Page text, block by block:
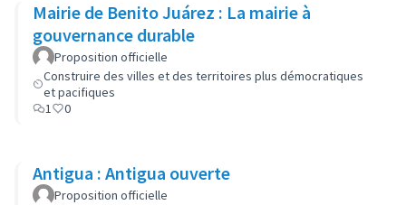
Mairie de Benito Juárez : La mairie à
gouvernance durable
Proposition officielle
Construire des villes et des territoires plus démocratiques
et pacifiques
1
0
Antigua : Antigua ouverte
Proposition officielle